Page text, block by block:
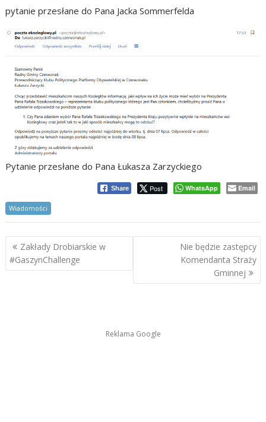
pytanie przesłane do Pana Jacka Sommerfelda
Pytanie przesłane do Pana Łukasza Zarzyckiego
Share Post WhatsApp Email
Wiadomości
Nawigacja
wpisu
Zakłady Drobiarskie w
#GaszynChallenge
Nie będzie zastępcy
Komendanta Straży
Gminnej
Reklama Google